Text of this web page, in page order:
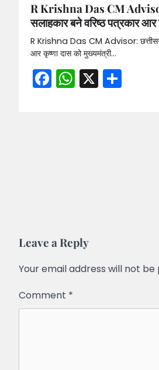
R Krishna Das CM
सलाहकार बने वरिष्ठ पत्रकार
R Krishna Das CM Advisor:
आर कृष्णा दास को मुख्यमंत्री…
Facebook
WhatsApp
X
Leave a Reply
Your email address will not be
Comment *